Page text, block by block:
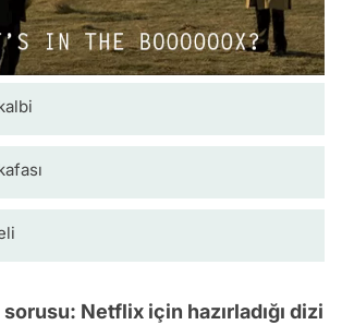
Netflix için hazırladığı dizi